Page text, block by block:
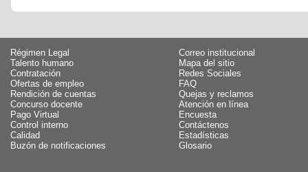
Régimen Legal
Talento humano
Contratación
Ofertas de empleo
Rendición de cuentas
Concurso docente
Pago Virtual
Control interno
Calidad
Buzón de notificaciones
Correo institucional
Mapa del sitio
Redes Sociales
FAQ
Quejas y reclamos
Atención en línea
Encuesta
Contáctenos
Estadísticas
Glosario